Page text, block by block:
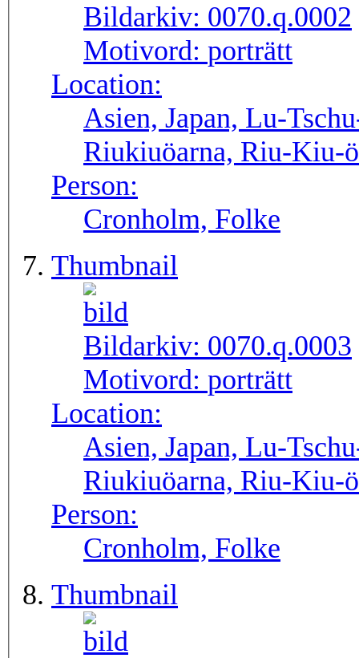
Bildarkiv: 0070.q.0002
Motivord: porträtt
Location:
Asien, Japan, Lu-
Riukiuöarna, Riu-Kiu-
Person:
Cronholm, Folke
Thumbnail
Bildarkiv: 0070.q.0003
Motivord: porträtt
Location:
Asien, Japan, Lu-
Riukiuöarna, Riu-Kiu-
Person:
Cronholm, Folke
Thumbnail